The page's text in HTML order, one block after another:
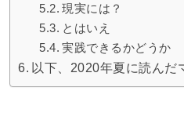
現実には？
とはいえ
実践できるかどうか
以下、2020年夏に読んだ